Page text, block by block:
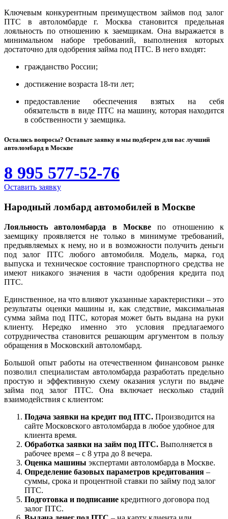
Ключевым конкурентным преимуществом займов под залог
ПТС в автоломбарде г. Москва становится предельная
лояльность по отношению к заемщикам. Она выражается в
минимальном наборе требований, выполнения которых
достаточно для одобрения займа под ПТС. В него входят:
гражданство России;
достижение возраста 18-ти лет;
предоставление обеспечения взятых на себя
обязательств в виде ПТС на машину, которая находится
в собственности у заемщика.
Остались вопросы? Оставьте заявку и мы подберем для вас лучший
автоломбард в Москве
8 995 577-52-76
Оставить заявку
Народный ломбард автомобилей в Москве
Лояльность автоломбарда в Москве по отношению к
заемщику проявляется не только в минимуме требований,
предъявляемых к нему, но и в возможности получить деньги
под залог ПТС любого автомобиля. Модель, марка, год
выпуска и техническое состояние транспортного средства не
имеют никакого значения в части одобрения кредита под
ПТС.
Единственное, на что влияют указанные характеристики – это
результаты оценки машины и, как следствие, максимальная
сумма займа под ПТС, которая может быть выдана на руки
клиенту. Нередко именно это условия предлагаемого
сотрудничества становится решающим аргументом в пользу
обращения в Московский автоломбард.
Большой опыт работы на отечественном финансовом рынке
позволил специалистам автоломбарда разработать предельно
простую и эффективную схему оказания услуги по выдаче
займа под залог ПТС. Она включает несколько стадий
взаимодействия с клиентом:
Подача заявки на кредит под ПТС. Производится на
сайте Московского автоломбарда в любое удобное для
клиента время.
Обработка заявки на займ под ПТС. Выполняется в
рабочее время – с 8 утра до 8 вечера.
Оценка машины экспертами автоломбарда в Москве.
Определение базовых параметров кредитования –
суммы, срока и процентной ставки по займу под залог
ПТС.
Подготовка и подписание кредитного договора под
залог ПТС.